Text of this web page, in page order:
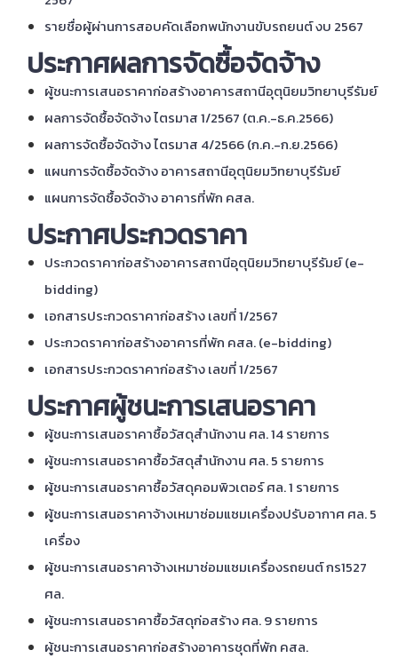
รายชื่อผู้ผ่านการสอบคัดเลือกพนักงานขับรถยนต์ งบ 2567
ประกาศผลการจัดซื้อจัดจ้าง
ผู้ชนะการเสนอราคาก่อสร้างอาคารสถานีอุตุนิยมวิทยาบุรีรัมย์
ผลการจัดซื้อจัดจ้าง ไตรมาส 1/2567 (ต.ค.-ธ.ค.2566)
ผลการจัดซื้อจัดจ้าง ไตรมาส 4/2566 (ก.ค.-ก.ย.2566)
แผนการจัดซื้อจัดจ้าง อาคารสถานีอุตุนิยมวิทยาบุรีรัมย์
แผนการจัดซื้อจัดจ้าง อาคารที่พัก คสล.
ประกาศประกวดราคา
ประกวดราคาก่อสร้างอาคารสถานีอุตุนิยมวิทยาบุรีรัมย์ (e-
bidding)
เอกสารประกวดราคาก่อสร้าง เลขที่ 1/2567
ประกวดราคาก่อสร้างอาคารที่พัก คสล. (e-bidding)
เอกสารประกวดราคาก่อสร้าง เลขที่ 1/2567
ประกาศผู้ชนะการเสนอราคา
ผู้ชนะการเสนอราคาซื้อวัสดุสำนักงาน ศล. 14 รายการ
ผู้ชนะการเสนอราคาซื้อวัสดุสำนักงาน ศล. 5 รายการ
ผู้ชนะการเสนอราคาซื้อวัสดุคอมพิวเตอร์ ศล. 1 รายการ
ผู้ชนะการเสนอราคาจ้างเหมาซ่อมแซมเครื่องปรับอากาศ ศล. 5
เครื่อง
ผู้ชนะการเสนอราคาจ้างเหมาซ่อมแซมเครื่องรถยนต์ กร1527
ศล.
ผู้ชนะการเสนอราคาซื้อวัสดุก่อสร้าง ศล. 9 รายการ
ผู้ชนะการเสนอราคาก่อสร้างอาคารชุดที่พัก คสล.